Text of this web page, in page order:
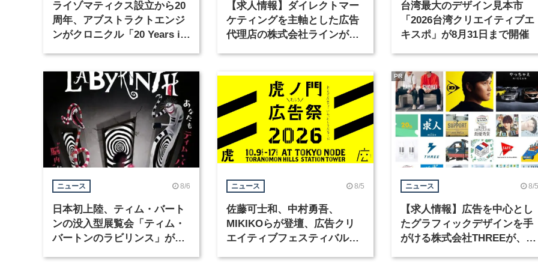
ライゾマティクス設立から20
周年、アブストラクトエンジ
ンがクロニクル「20 Years in
【求人情報】ダイレクトマー
ケティングを主軸とした広告
代理店の株式会社ラインが、
台湾最大のデザイン見本市
「2026台湾クリエイティブエ
キスポ」が8月31日まで開催
ニュース 8/6
日本初上陸、ティム・バート
ンの没入型展覧会「ティム・
バートンのラビリンス」が東
ニュース 8/5
佐藤可士和、中村勇吾、
MIKIKOらが登壇、広告クリ
エイティブフェスティバル
ニュース 8/5
【求人情報】広告を中心とし
たグラフィックデザインを手
がける株式会社THREEが、グ
PR